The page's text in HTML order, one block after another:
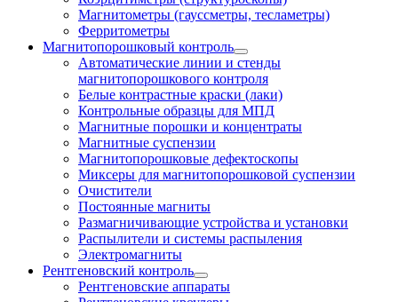
Магнитометры (гауссметры, тесламетры)
Ферритометры
Магнитопорошковый контроль
Автоматические линии и стенды
магнитопорошкового контроля
Белые контрастные краски (лаки)
Контрольные образцы для МПД
Магнитные порошки и концентраты
Магнитные суспензии
Магнитопорошковые дефектоскопы
Миксеры для магнитопорошковой суспензии
Очистители
Постоянные магниты
Размагничивающие устройства и установки
Распылители и системы распыления
Электромагниты
Рентгеновский контроль
Рентгеновские аппараты